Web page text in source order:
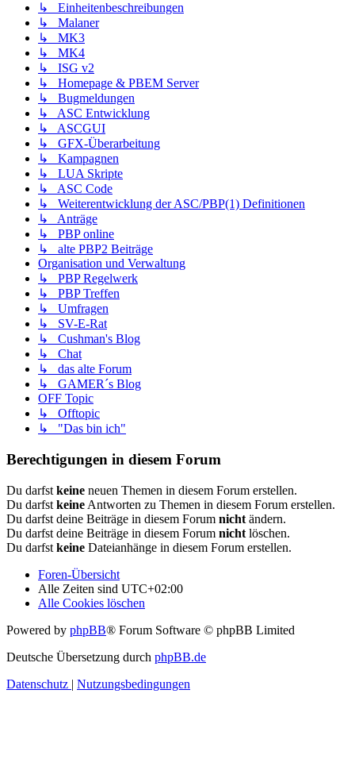
↳ Einheitenbeschreibungen
↳ Malaner
↳ MK3
↳ MK4
↳ ISG v2
↳ Homepage & PBEM Server
↳ Bugmeldungen
↳ ASC Entwicklung
↳ ASCGUI
↳ GFX-Überarbeitung
↳ Kampagnen
↳ LUA Skripte
↳ ASC Code
↳ Weiterentwicklung der ASC/PBP(1) Definitionen
↳ Anträge
↳ PBP online
↳ alte PBP2 Beiträge
Organisation und Verwaltung
↳ PBP Regelwerk
↳ PBP Treffen
↳ Umfragen
↳ SV-E-Rat
↳ Cushman's Blog
↳ Chat
↳ das alte Forum
↳ GAMER´s Blog
OFF Topic
↳ Offtopic
↳ "Das bin ich"
Berechtigungen in diesem Forum
Du darfst keine neuen Themen in diesem Forum erstellen.
Du darfst keine Antworten zu Themen in diesem Forum erstellen.
Du darfst deine Beiträge in diesem Forum nicht ändern.
Du darfst deine Beiträge in diesem Forum nicht löschen.
Du darfst keine Dateianhänge in diesem Forum erstellen.
Foren-Übersicht
Alle Zeiten sind UTC+02:00
Alle Cookies löschen
Powered by phpBB® Forum Software © phpBB Limited
Deutsche Übersetzung durch phpBB.de
Datenschutz | Nutzungsbedingungen